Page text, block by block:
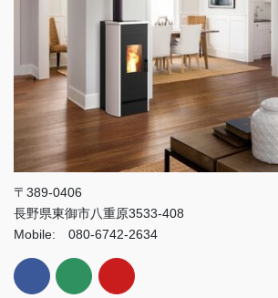
〒389-0406
長野県東御市八重原3533-408
Mobile: 080-6742-2634